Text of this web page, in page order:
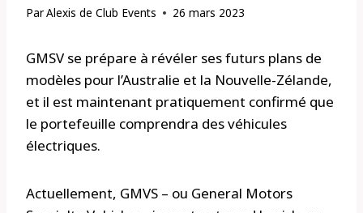
ParAlexis de Club Events 26 mars 2023
GMSV se prépare à révéler ses futurs plans de
modèles pour l’Australie et la Nouvelle-Zélande,
et il est maintenant pratiquement confirmé que
le portefeuille comprendra des véhicules
électriques.
Actuellement, GMVS – ou General Motors